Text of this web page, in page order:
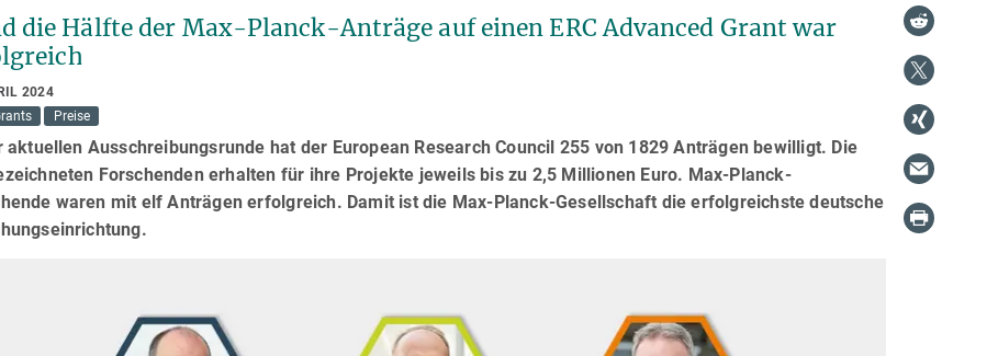
die Hälfte der Max-Planck-Anträge auf einen ERC Advanced Grant war
2024
Preise
aktuellen Ausschreibungsrunde hat der European Research Council 255 von 1829 Anträgen bewilligt. Die
Forschenden erhalten für ihre Projekte jeweils bis zu 2,5 Millionen Euro. Max-Planck-
waren mit elf Anträgen erfolgreich. Damit ist die Max-Planck-Gesellschaft die erfolgreichste deutsche